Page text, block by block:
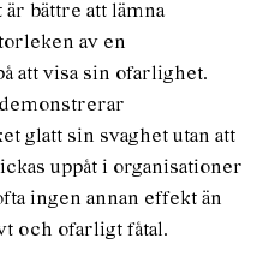
är bättre att lämna
av en
att visa sin ofarlighet.
glatt sin svaghet utan att
uppåt i organisationer
ingen annan effekt än
och ofarligt fåtal.